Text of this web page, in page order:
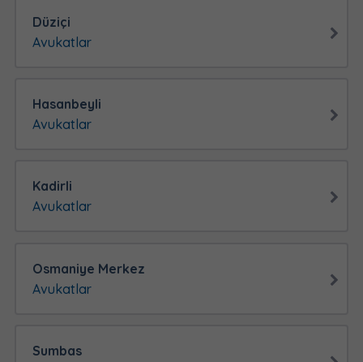
Düziçi
Avukatlar
Hasanbeyli
Avukatlar
Kadirli
Avukatlar
Osmaniye Merkez
Avukatlar
Sumbas